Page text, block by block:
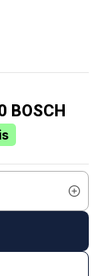
BOSCH